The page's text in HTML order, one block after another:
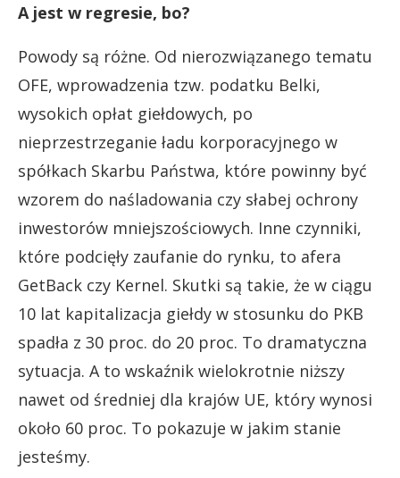
A jest w regresie, bo?
Powody są różne. Od nierozwiązanego tematu
OFE, wprowadzenia tzw. podatku Belki,
wysokich opłat giełdowych, po
nieprzestrzeganie ładu korporacyjnego w
spółkach Skarbu Państwa, które powinny być
wzorem do naśladowania czy słabej ochrony
inwestorów mniejszościowych. Inne czynniki,
które podcięły zaufanie do rynku, to afera
GetBack czy Kernel. Skutki są takie, że w ciągu
10 lat kapitalizacja giełdy w stosunku do PKB
spadła z 30 proc. do 20 proc. To dramatyczna
sytuacja. A to wskaźnik wielokrotnie niższy
nawet od średniej dla krajów UE, który wynosi
około 60 proc. To pokazuje w jakim stanie
jesteśmy.